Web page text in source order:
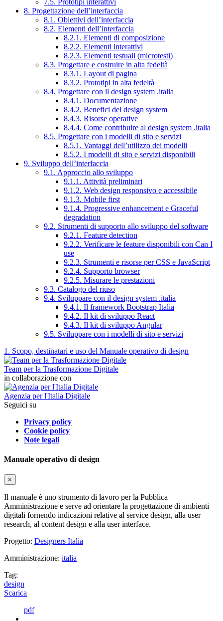
8. Progettazione dell’interfaccia
8.1. Obiettivi dell’interfaccia
8.2. Elementi dell’interfaccia
8.2.1. Elementi di composizione
8.2.2. Elementi interattivi
8.2.3. Elementi testuali (microtesti)
8.3. Progettare e costruire in alta fedeltà
8.3.1. Layout di pagina
8.3.2. Prototipi in alta fedeltà
8.4. Progettare con il design system .italia
8.4.1. Documentazione
8.4.2. Benefici del design system
8.4.3. Risorse operative
8.4.4. Come contribuire al design system .italia
8.5. Progettare con i modelli di sito e servizi
8.5.1. Vantaggi dell’utilizzo dei modelli
8.5.2. I modelli di sito e servizi disponibili
9. Sviluppo dell’interfaccia
9.1. Approccio allo sviluppo
9.1.1. Attività preliminari
9.1.2. Web design responsivo e accessibile
9.1.3. Mobile first
9.1.4. Progressive enhancement e Graceful
degradation
9.2. Strumenti di supporto allo sviluppo del software
9.2.1. Feature detection
9.2.2. Verificare le feature disponibili con Can I
use
9.2.3. Strumenti e risorse per CSS e JavaScript
9.2.4. Supporto browser
9.2.5. Misurare le prestazioni
9.3. Catalogo del riuso
9.4. Sviluppare con il design system .italia
9.4.1. Il framework Bootstrap Italia
9.4.2. Il kit di sviluppo React
9.4.3. Il kit di sviluppo Angular
9.5. Sviluppare con i modelli di sito e servizi
1. Scopo, destinatari e uso del Manuale operativo di design
Team per la Trasformazione Digitale
in collaborazione con
Agenzia per l'Italia Digitale
Seguici su
Privacy policy
Cookie policy
Note legali
Manuale operativo di design
×
Il manuale è uno strumento di lavoro per la Pubblica
Amministrazione e serve ad orientare la progettazione di ambienti
digitali fornendo indicazioni relative al service design, alla user
research, al content design e alla user interface.
Progetto: Designers Italia
Amministrazione: italia
Tag:
design
Scarica
pdf